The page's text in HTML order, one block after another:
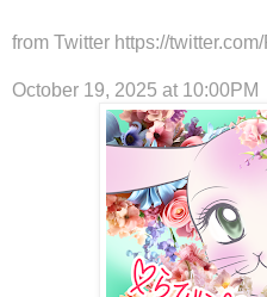
from Twitter https://
October 19, 2025 at 10:00PM